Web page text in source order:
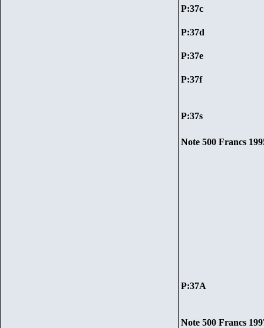
P:37c
P:37d
P:37e
P:37f
P:37s
Note 500 Francs
P:37A
Note 500 Francs